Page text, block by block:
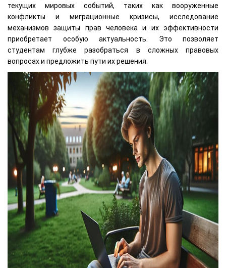
текущих мировых событий, таких как вооруженные
конфликты и миграционные кризисы, исследование
механизмов защиты прав человека и их эффективности
приобретает особую актуальность. Это позволяет
студентам глубже разобраться в сложных правовых
вопросах и предложить пути их решения.